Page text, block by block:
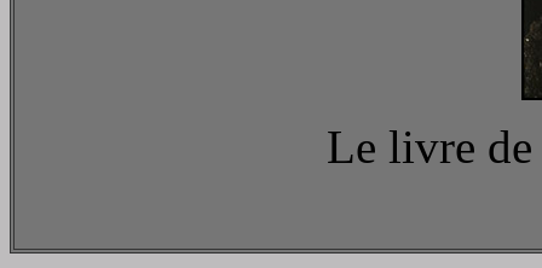
Le livre de